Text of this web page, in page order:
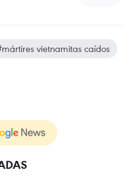
vietnamitas caídos